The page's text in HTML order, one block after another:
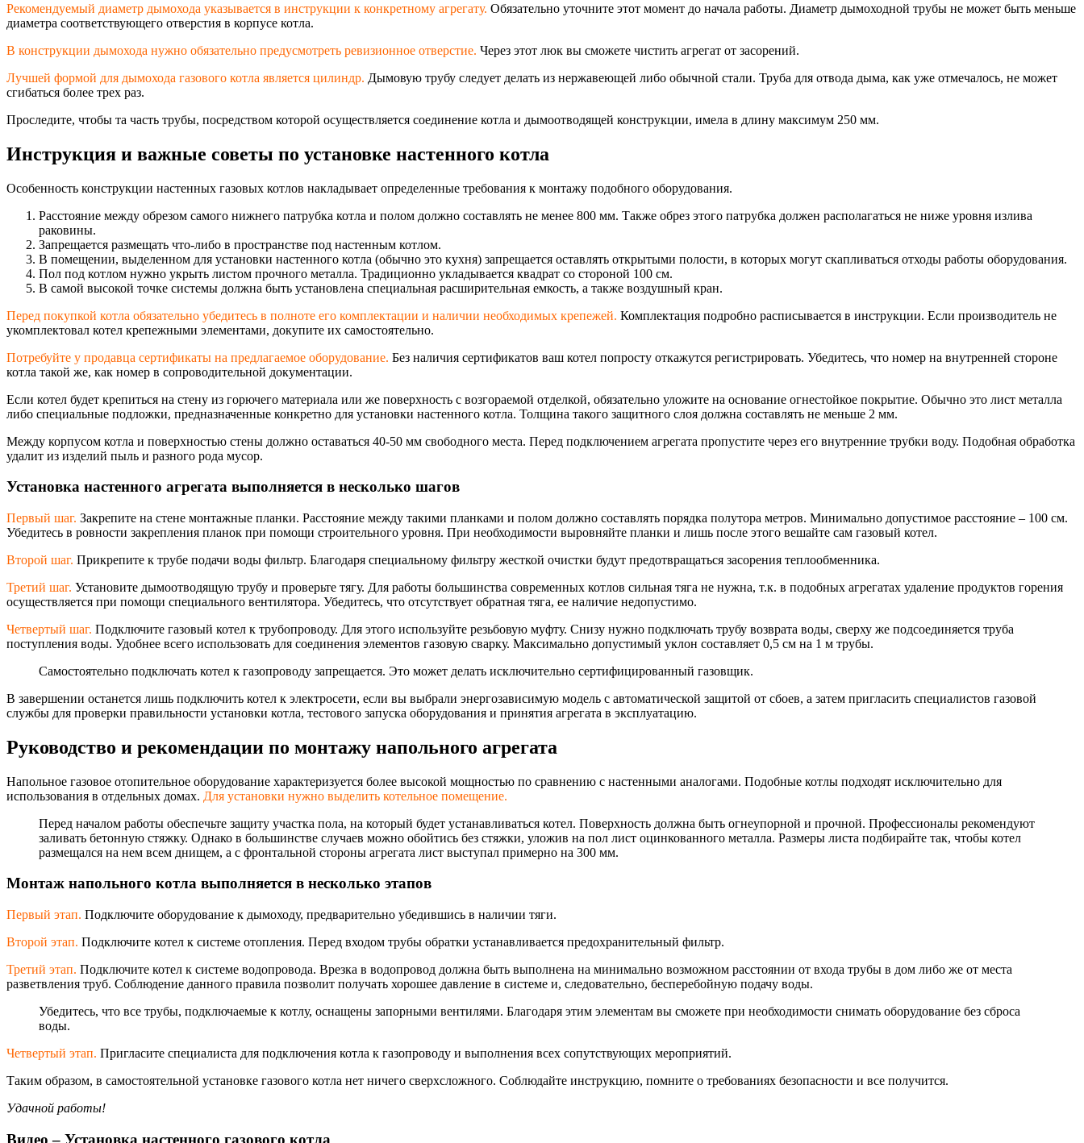
Рекомендуемый диаметр дымохода указывается в инструкции к конкретному агрегату. Обязательно уточните этот момент до начала работы. Диаметр дымоходной трубы не может быть меньше
диаметра соответствующего отверстия в корпусе котла.
В конструкции дымохода нужно обязательно предусмотреть ревизионное отверстие. Через этот люк вы сможете чистить агрегат от засорений.
Лучшей формой для дымохода газового котла является цилиндр. Дымовую трубу следует делать из нержавеющей либо обычной стали. Труба для отвода дыма, как уже отмечалось, не может
сгибаться более трех раз.
Проследите, чтобы та часть трубы, посредством которой осуществляется соединение котла и дымоотводящей конструкции, имела в длину максимум 250 мм.
Инструкция и важные советы по установке настенного котла
Особенность конструкции настенных газовых котлов накладывает определенные требования к монтажу подобного оборудования.
Расстояние между обрезом самого нижнего патрубка котла и полом должно составлять не менее 800 мм. Также обрез этого патрубка должен располагаться не ниже уровня излива
раковины.
Запрещается размещать что-либо в пространстве под настенным котлом.
В помещении, выделенном для установки настенного котла (обычно это кухня) запрещается оставлять открытыми полости, в которых могут скапливаться отходы работы оборудования.
Пол под котлом нужно укрыть листом прочного металла. Традиционно укладывается квадрат со стороной 100 см.
В самой высокой точке системы должна быть установлена специальная расширительная емкость, а также воздушный кран.
Перед покупкой котла обязательно убедитесь в полноте его комплектации и наличии необходимых крепежей. Комплектация подробно расписывается в инструкции. Если производитель не
укомплектовал котел крепежными элементами, докупите их самостоятельно.
Потребуйте у продавца сертификаты на предлагаемое оборудование. Без наличия сертификатов ваш котел попросту откажутся регистрировать. Убедитесь, что номер на внутренней стороне
котла такой же, как номер в сопроводительной документации.
Если котел будет крепиться на стену из горючего материала или же поверхность с возгораемой отделкой, обязательно уложите на основание огнестойкое покрытие. Обычно это лист металла
либо специальные подложки, предназначенные конкретно для установки настенного котла. Толщина такого защитного слоя должна составлять не меньше 2 мм.
Между корпусом котла и поверхностью стены должно оставаться 40-50 мм свободного места. Перед подключением агрегата пропустите через его внутренние трубки воду. Подобная обработка
удалит из изделий пыль и разного рода мусор.
Установка настенного агрегата выполняется в несколько шагов
Первый шаг. Закрепите на стене монтажные планки. Расстояние между такими планками и полом должно составлять порядка полутора метров. Минимально допустимое расстояние – 100 см.
Убедитесь в ровности закрепления планок при помощи строительного уровня. При необходимости выровняйте планки и лишь после этого вешайте сам газовый котел.
Второй шаг. Прикрепите к трубе подачи воды фильтр. Благодаря специальному фильтру жесткой очистки будут предотвращаться засорения теплообменника.
Третий шаг. Установите дымоотводящую трубу и проверьте тягу. Для работы большинства современных котлов сильная тяга не нужна, т.к. в подобных агрегатах удаление продуктов горения
осуществляется при помощи специального вентилятора. Убедитесь, что отсутствует обратная тяга, ее наличие недопустимо.
Четвертый шаг. Подключите газовый котел к трубопроводу. Для этого используйте резьбовую муфту. Снизу нужно подключать трубу возврата воды, сверху же подсоединяется труба
поступления воды. Удобнее всего использовать для соединения элементов газовую сварку. Максимально допустимый уклон составляет 0,5 см на 1 м трубы.
Самостоятельно подключать котел к газопроводу запрещается. Это может делать исключительно сертифицированный газовщик.
В завершении останется лишь подключить котел к электросети, если вы выбрали энергозависимую модель с автоматической защитой от сбоев, а затем пригласить специалистов газовой
службы для проверки правильности установки котла, тестового запуска оборудования и принятия агрегата в эксплуатацию.
Руководство и рекомендации по монтажу напольного агрегата
Напольное газовое отопительное оборудование характеризуется более высокой мощностью по сравнению с настенными аналогами. Подобные котлы подходят исключительно для
использования в отдельных домах. Для установки нужно выделить котельное помещение.
Перед началом работы обеспечьте защиту участка пола, на который будет устанавливаться котел. Поверхность должна быть огнеупорной и прочной. Профессионалы рекомендуют
заливать бетонную стяжку. Однако в большинстве случаев можно обойтись без стяжки, уложив на пол лист оцинкованного металла. Размеры листа подбирайте так, чтобы котел
размещался на нем всем днищем, а с фронтальной стороны агрегата лист выступал примерно на 300 мм.
Монтаж напольного котла выполняется в несколько этапов
Первый этап. Подключите оборудование к дымоходу, предварительно убедившись в наличии тяги.
Второй этап. Подключите котел к системе отопления. Перед входом трубы обратки устанавливается предохранительный фильтр.
Третий этап. Подключите котел к системе водопровода. Врезка в водопровод должна быть выполнена на минимально возможном расстоянии от входа трубы в дом либо же от места
разветвления труб. Соблюдение данного правила позволит получать хорошее давление в системе и, следовательно, бесперебойную подачу воды.
Убедитесь, что все трубы, подключаемые к котлу, оснащены запорными вентилями. Благодаря этим элементам вы сможете при необходимости снимать оборудование без сброса
воды.
Четвертый этап. Пригласите специалиста для подключения котла к газопроводу и выполнения всех сопутствующих мероприятий.
Таким образом, в самостоятельной установке газового котла нет ничего сверхсложного. Соблюдайте инструкцию, помните о требованиях безопасности и все получится.
Удачной работы!
Видео – Установка настенного газового котла